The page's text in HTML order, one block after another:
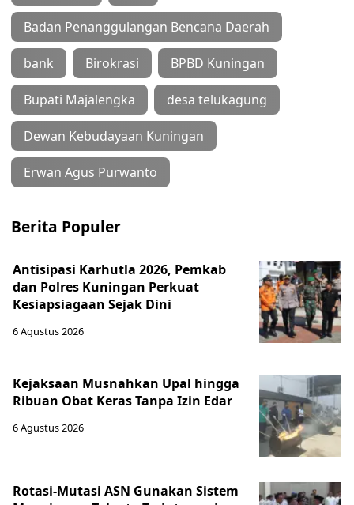
Badan Penanggulangan Bencana Daerah
bank Birokrasi BPBD Kuningan
Bupati Majalengka desa telukagung
Dewan Kebudayaan Kuningan
Erwan Agus Purwanto
Berita Populer
Antisipasi Karhutla 2026, Pemkab
dan Polres Kuningan Perkuat
Kesiapsiagaan Sejak Dini
6 Agustus 2026
Kejaksaan Musnahkan Upal hingga
Ribuan Obat Keras Tanpa Izin Edar
6 Agustus 2026
Rotasi-Mutasi ASN Gunakan Sistem